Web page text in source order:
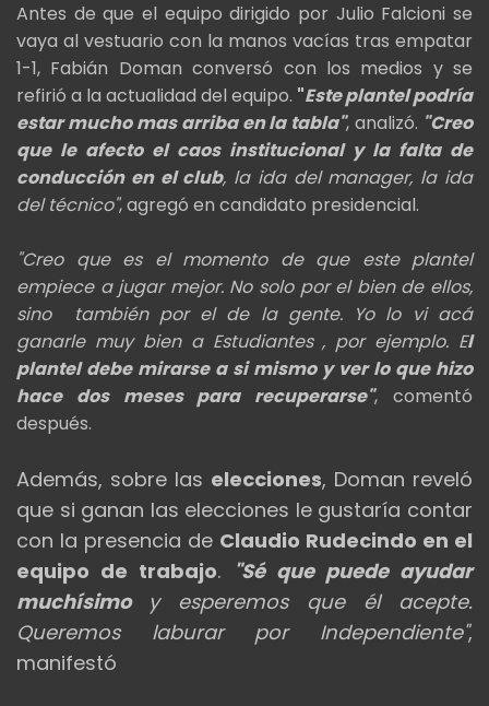
Antes de que el equipo dirigido por Julio Falcioni se
vaya al vestuario con la manos vacías tras empatar
1-1, Fabián Doman conversó con los medios y se
refirió a la actualidad del equipo. "Este plantel podría
estar mucho mas arriba en la tabla", analizó. "Creo
que le afecto el caos institucional y la falta de
conducción en el club, la ida del manager, la ida
del técnico", agregó en candidato presidencial.
"Creo que es el momento de que este plantel
empiece a jugar mejor. No solo por el bien de ellos,
sino también por el de la gente. Yo lo vi acá
ganarle muy bien a Estudiantes , por ejemplo. El
plantel debe mirarse a si mismo y ver lo que hizo
hace dos meses para recuperarse", comentó
después.
Además, sobre las elecciones, Doman reveló
que si ganan las elecciones le gustaría contar
con la presencia de Claudio Rudecindo en el
equipo de trabajo. "Sé que puede ayudar
muchísimo y esperemos que él acepte.
Queremos laburar por Independiente",
manifestó